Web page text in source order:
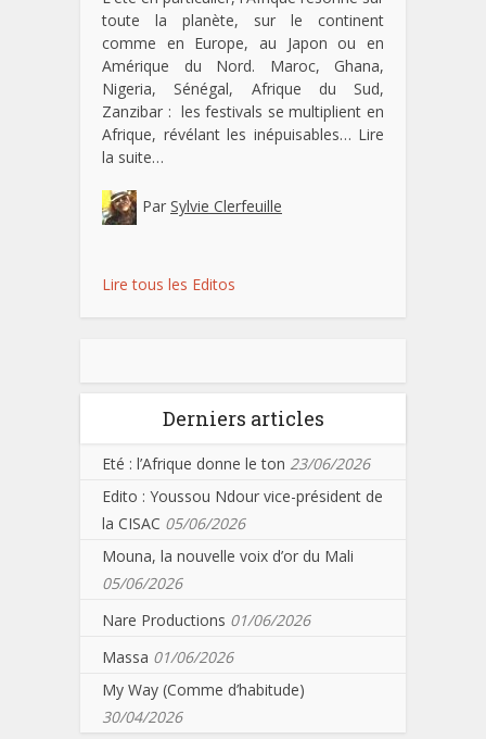
toute la planète, sur le continent
comme en Europe, au Japon ou en
Amérique du Nord. Maroc, Ghana,
Nigeria, Sénégal, Afrique du Sud,
Zanzibar : les festivals se multiplient en
Afrique, révélant les inépuisables… Lire
la suite…
Par Sylvie Clerfeuille
Lire tous les Editos
Derniers articles
Eté : l’Afrique donne le ton 23/06/2026
Edito : Youssou Ndour vice-président de
la CISAC 05/06/2026
Mouna, la nouvelle voix d’or du Mali
05/06/2026
Nare Productions 01/06/2026
Massa 01/06/2026
My Way (Comme d’habitude)
30/04/2026